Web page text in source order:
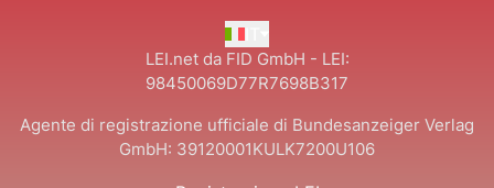
LEI.net da FID GmbH - LEI:
98450069D77R7698B317
Agente di registrazione ufficiale di Bundesanzeiger Verlag
GmbH: 39120001KULK7200U106